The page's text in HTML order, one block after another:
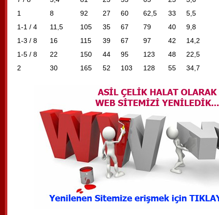
1
8 92 27 60 62,5 33
5,5
1-1 / 4
11,5 105 35 67 79 40
9,8
1-3 / 8
16 115 39 67 97 42
14,2
1-5 / 8
22 150 44 95 123 48
22,5
2
30 165 52 103 128 55 34,7